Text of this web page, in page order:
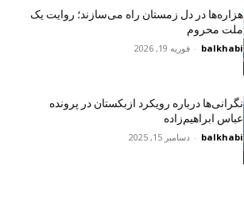
هزاره‌ها در دل زمستان راه می‌سازند؛ روایت یک
ملت محروم
balkhabi
- فوریه 19, 2026
نگرانی‌ها درباره رویکرد ازبکستان در پرونده
عباس ابراهیم‌زاده
balkhabi
- دسامبر 15, 2025